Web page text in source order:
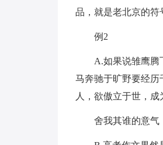
品，就是老北京的
例2
A.如果说雏鹰腾
马奔驰于旷野要经历
人，欲傲立于世，
舍我其谁的意气